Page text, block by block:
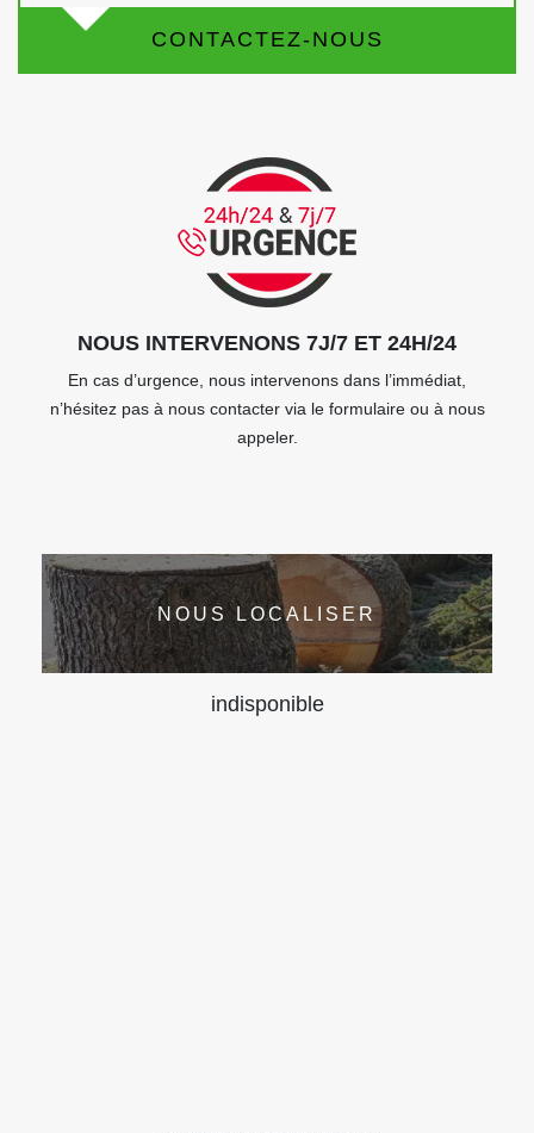
CONTACTEZ-NOUS
NOUS INTERVENONS 7J/7 ET 24H/24
En cas d’urgence, nous intervenons dans l’immédiat,
n’hésitez pas à nous contacter via le formulaire ou à nous
appeler.
NOUS LOCALISER
indisponible